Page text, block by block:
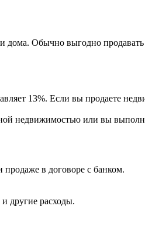
дома. Обычно выгодно
13%. Если вы продаете
недвижимостью или вы
в договоре с банком.
другие расходы.